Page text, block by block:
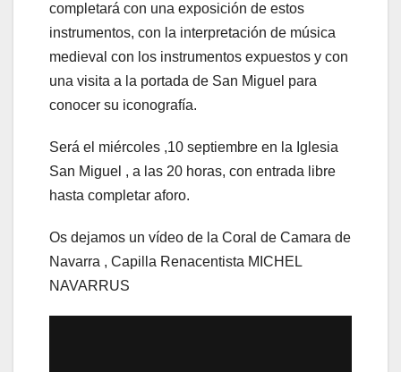
completará con una exposición de estos
instrumentos, con la interpretación de música
medieval con los instrumentos expuestos y con
una visita a la portada de San Miguel para
conocer su iconografía.
Será el miércoles ,10 septiembre en la Iglesia
San Miguel , a las 20 horas, con entrada libre
hasta completar aforo.
Os dejamos un vídeo de la Coral de Camara de
Navarra , Capilla Renacentista MICHEL
NAVARRUS